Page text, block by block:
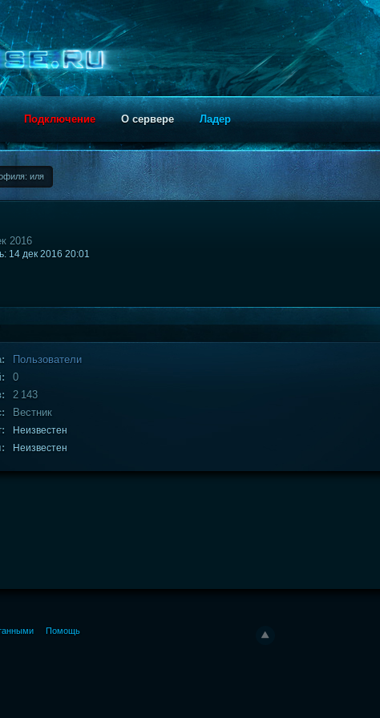
Подключение О сервере Ладер
иля
2016
14 дек 2016 20:01
Пользователи
0
2 143
Вестник
Неизвестен
Неизвестен
Помощь